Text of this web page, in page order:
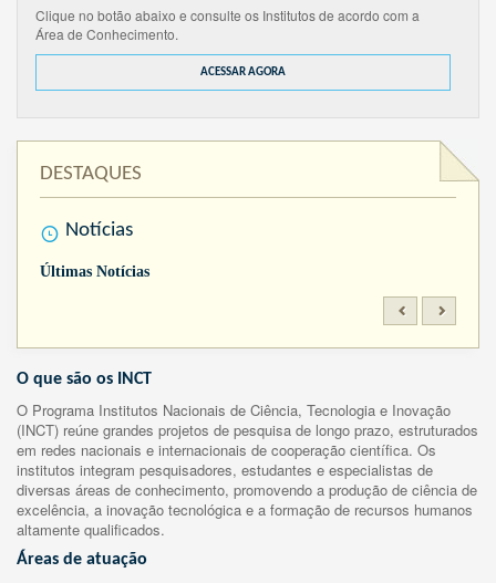
Clique no botão abaixo e consulte os Institutos de acordo com a
Área de Conhecimento.
ACESSAR AGORA
DESTAQUES
Notícias
Últimas Notícias
O que são os INCT
O Programa Institutos Nacionais de Ciência, Tecnologia e Inovação
(INCT) reúne grandes projetos de pesquisa de longo prazo, estruturados
em redes nacionais e internacionais de cooperação científica. Os
institutos integram pesquisadores, estudantes e especialistas de
diversas áreas de conhecimento, promovendo a produção de ciência de
excelência, a inovação tecnológica e a formação de recursos humanos
altamente qualificados.
Áreas de atuação